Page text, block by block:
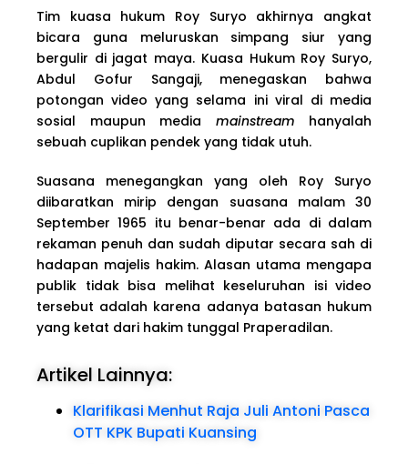
Tim kuasa hukum Roy Suryo akhirnya angkat
bicara guna meluruskan simpang siur yang
bergulir di jagat maya. Kuasa Hukum Roy Suryo,
Abdul Gofur Sangaji, menegaskan bahwa
potongan video yang selama ini viral di media
sosial maupun media mainstream hanyalah
sebuah cuplikan pendek yang tidak utuh.
Suasana menegangkan yang oleh Roy Suryo
diibaratkan mirip dengan suasana malam 30
September 1965 itu benar-benar ada di dalam
rekaman penuh dan sudah diputar secara sah di
hadapan majelis hakim. Alasan utama mengapa
publik tidak bisa melihat keseluruhan isi video
tersebut adalah karena adanya batasan hukum
yang ketat dari hakim tunggal Praperadilan.
Artikel Lainnya:
Klarifikasi Menhut Raja Juli Antoni Pasca
OTT KPK Bupati Kuansing